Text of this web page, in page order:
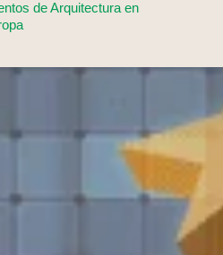
de Arquitectura en